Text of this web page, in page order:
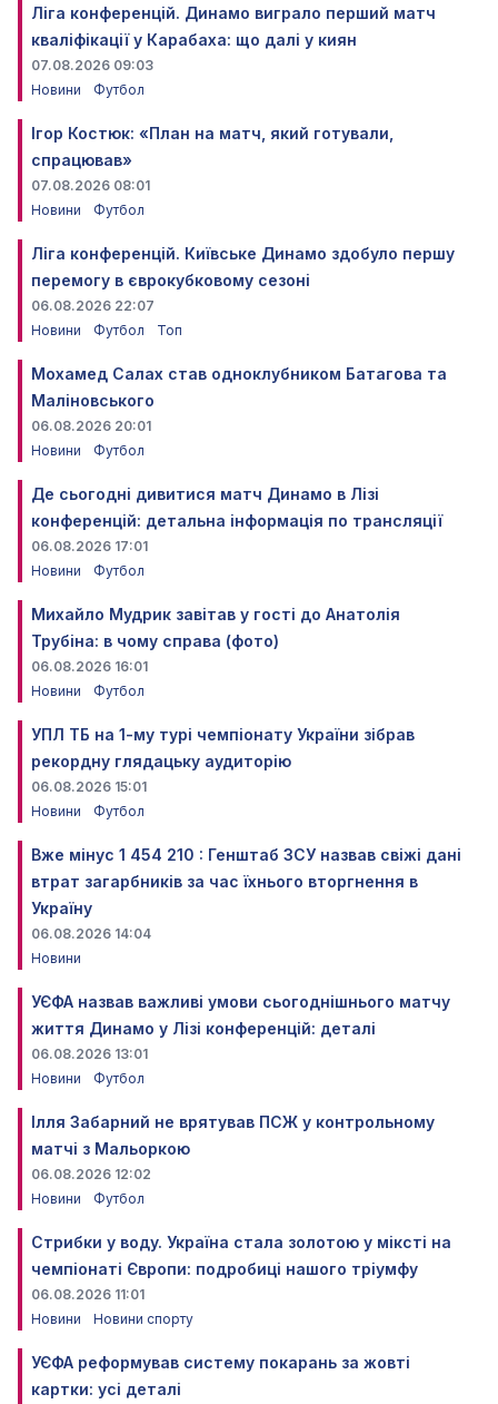
Ліга конференцій. Динамо виграло перший матч
кваліфікації у Карабаха: що далі у киян
07.08.2026 09:03
Новини
Футбол
Ігор Костюк: «План на матч, який готували,
спрацював»
07.08.2026 08:01
Новини
Футбол
Ліга конференцій. Київське Динамо здобуло першу
перемогу в єврокубковому сезоні
06.08.2026 22:07
Новини
Футбол Топ
Мохамед Салах став одноклубником Батагова та
Маліновського
06.08.2026 20:01
Новини
Футбол
Де сьогодні дивитися матч Динамо в Лізі
конференцій: детальна інформація по трансляції
06.08.2026 17:01
Новини
Футбол
Михайло Мудрик завітав у гості до Анатолія
Трубіна: в чому справа (фото)
06.08.2026 16:01
Новини
Футбол
УПЛ ТБ на 1-му турі чемпіонату України зібрав
рекордну глядацьку аудиторію
06.08.2026 15:01
Новини
Футбол
Вже мінус 1 454 210 : Генштаб ЗСУ назвав свіжі дані
втрат загарбників за час їхнього вторгнення в
Україну
06.08.2026 14:04
Новини
УЄФА назвав важливі умови сьогоднішнього матчу
життя Динамо у Лізі конференцій: деталі
06.08.2026 13:01
Новини
Футбол
Ілля Забарний не врятував ПСЖ у контрольному
матчі з Мальоркою
06.08.2026 12:02
Новини
Футбол
Стрибки у воду. Україна стала золотою у міксті на
чемпіонаті Європи: подробиці нашого тріумфу
06.08.2026 11:01
Новини
Новини спорту
УЄФА реформував систему покарань за жовті
картки: усі деталі